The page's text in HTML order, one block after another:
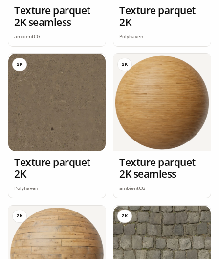
Texture parquet
2K seamless
ambientCG
Texture parquet
2K
Polyhaven
2K
Texture parquet
2K
Polyhaven
2K
Texture parquet
2K seamless
ambientCG
2K 2K